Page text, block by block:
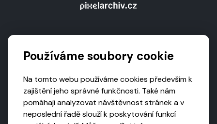
Používáme soubory cookie
Na tomto webu používáme cookies především k
zajištění jeho správné funkčnosti. Také nám
pomáhají analyzovat návštěvnost stránek a v
neposlední řadě slouží k poskytování funkcí